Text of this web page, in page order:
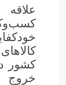
کشور
خروج